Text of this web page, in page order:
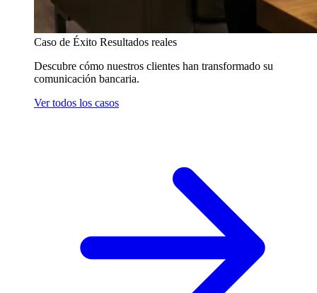
Caso de Éxito Resultados reales
Descubre cómo nuestros clientes han transformado su
comunicación bancaria.
Ver todos los casos